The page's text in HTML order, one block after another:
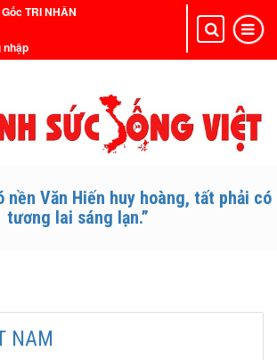
TRI NHÂN
Toggle
Toggle
navigation
nền Văn Hiến huy hoàng, tất phải có
tương lai sáng lạn.”
NAM